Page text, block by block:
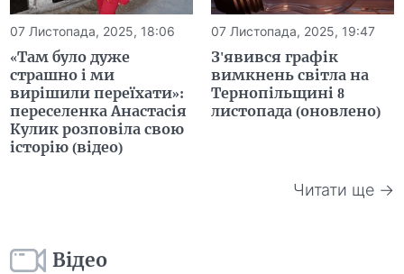
07 Листопада, 2025, 18:06
«Там було дуже
страшно і ми
вирішили переїхати»:
переселенка Анастасія
Кулик розповіла свою
історію (відео)
07 Листопада, 2025, 19:47
З'явився графік
вимкнень світла на
Тернопільщині 8
листопада (оновлено)
Читати ще →
Відео